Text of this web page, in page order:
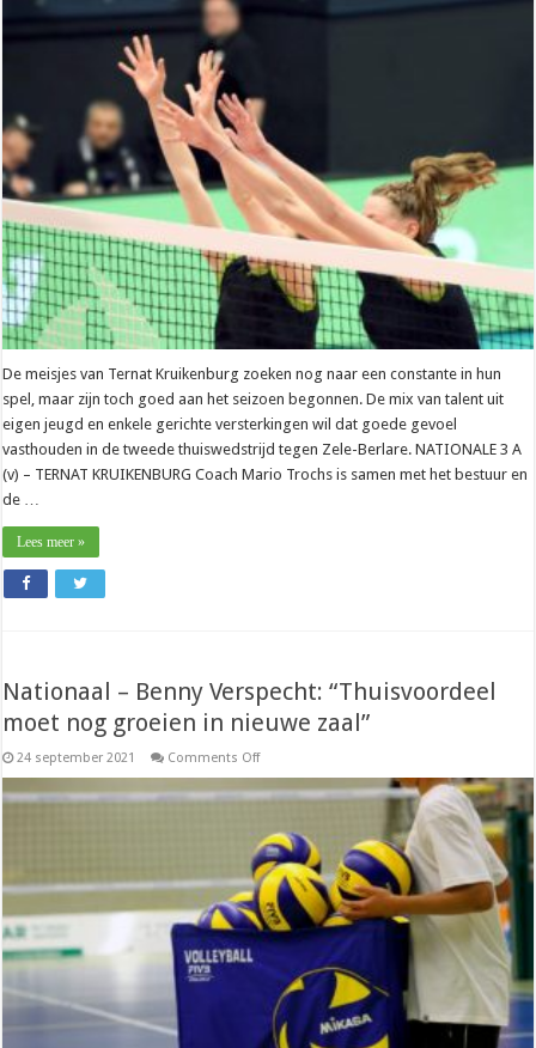
–
Mario
Trochs
wordt
goede
waardemeter”
De meisjes van Ternat Kruikenburg zoeken nog naar een constante in hun
spel, maar zijn toch goed aan het seizoen begonnen. De mix van talent uit
eigen jeugd en enkele gerichte versterkingen wil dat goede gevoel
vasthouden in de tweede thuiswedstrijd tegen Zele-Berlare. NATIONALE 3 A
(v) – TERNAT KRUIKENBURG Coach Mario Trochs is samen met het bestuur en
de …
Lees meer »
Nationaal – Benny Verspecht: “Thuisvoordeel
moet nog groeien in nieuwe zaal”
24 september 2021 Comments Offon
–
Benny
“Thuisvoordeel
moet
nog
groeien
in
nieuwe
zaal”